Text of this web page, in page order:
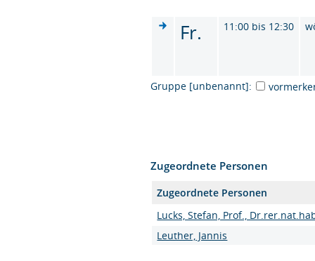
Fr. 11:00 bis 12:30
Gruppe [unbenannt]:
Zugeordnete Personen
Zugeordnete Personen
Lucks, Stefan, Prof.,
Leuther, Jannis